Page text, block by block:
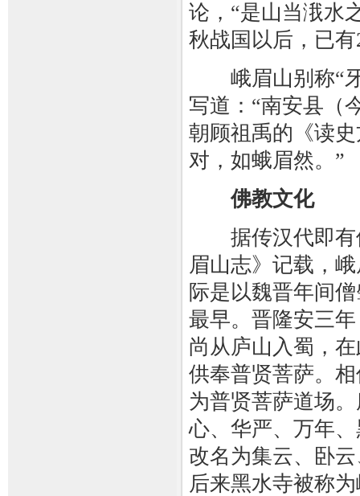
论，“是山当涐水
秋战国以后，已
峨眉山别称“牙
写道：“南安县（
朝顾祖禹的《读
对，如蛾眉然。”
佛教文化
据传汉代即有
眉山志》记载，
际是以魏晋年间
最早。晋隆安三
尚从庐山入蜀，
供奉普贤菩萨。
为普贤菩萨道场
心、华严、万年
改名为集云、卧
后来黑水寺被称